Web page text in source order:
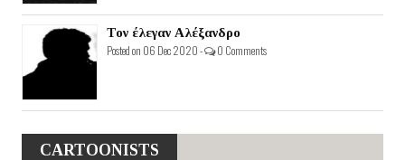
Τον έλεγαν Αλέξανδρο
Posted on 06 Dec 2020 - 0 Comments
CARTOONISTS